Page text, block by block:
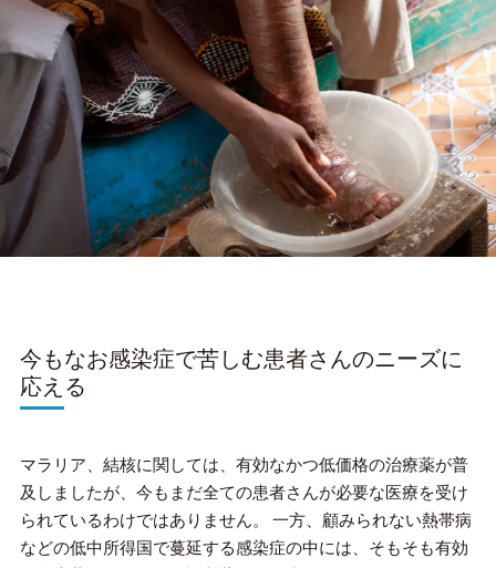
今もなお感染症で苦しむ患者さんのニーズに
応える
マラリア、結核に関しては、有効なかつ低価格の治療薬が普
及しましたが、今もまだ全ての患者さんが必要な医療を受け
られているわけではありません。 一方、顧みられない熱帯病
などの低中所得国で蔓延する感染症の中には、そもそも有効